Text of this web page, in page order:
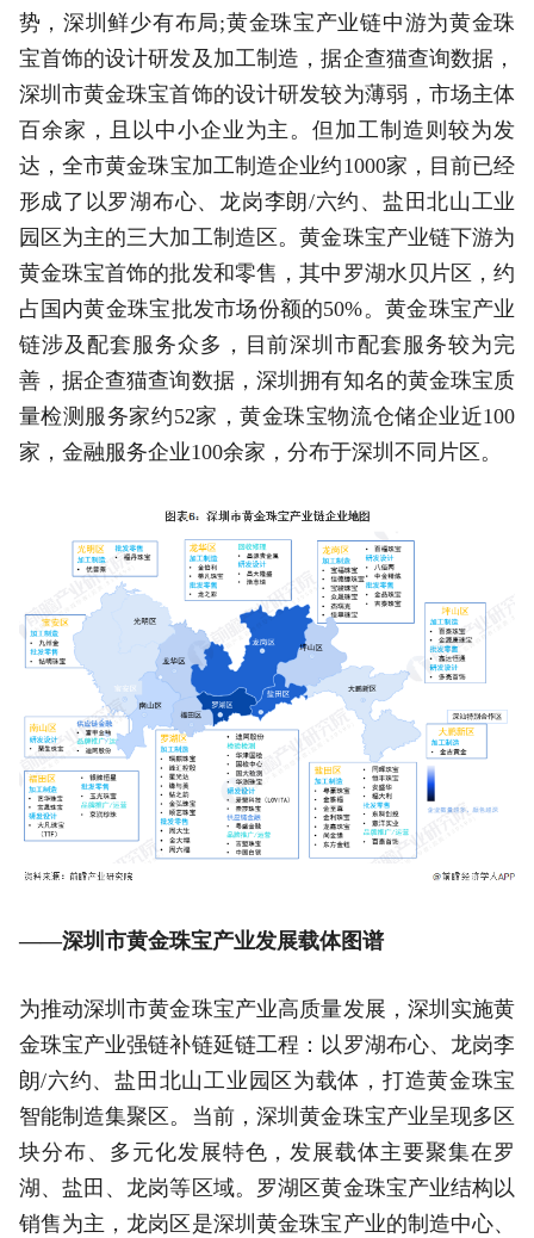
势，深圳鲜少有布局;黄金珠宝产业链中游为黄金珠
宝首饰的设计研发及加工制造，据企查猫查询数据，
深圳市黄金珠宝首饰的设计研发较为薄弱，市场主体
百余家，且以中小企业为主。但加工制造则较为发
达，全市黄金珠宝加工制造企业约1000家，目前已经
形成了以罗湖布心、龙岗李朗/六约、盐田北山工业
园区为主的三大加工制造区。黄金珠宝产业链下游为
黄金珠宝首饰的批发和零售，其中罗湖水贝片区，约
占国内黄金珠宝批发市场份额的50%。黄金珠宝产业
链涉及配套服务众多，目前深圳市配套服务较为完
善，据企查猫查询数据，深圳拥有知名的黄金珠宝质
量检测服务家约52家，黄金珠宝物流仓储企业近100
家，金融服务企业100余家，分布于深圳不同片区。
——深圳市黄金珠宝产业发展载体图谱
为推动深圳市黄金珠宝产业高质量发展，深圳实施黄
金珠宝产业强链补链延链工程：以罗湖布心、龙岗李
朗/六约、盐田北山工业园区为载体，打造黄金珠宝
智能制造集聚区。当前，深圳黄金珠宝产业呈现多区
块分布、多元化发展特色，发展载体主要聚集在罗
湖、盐田、龙岗等区域。罗湖区黄金珠宝产业结构以
销售为主，龙岗区是深圳黄金珠宝产业的制造中心、